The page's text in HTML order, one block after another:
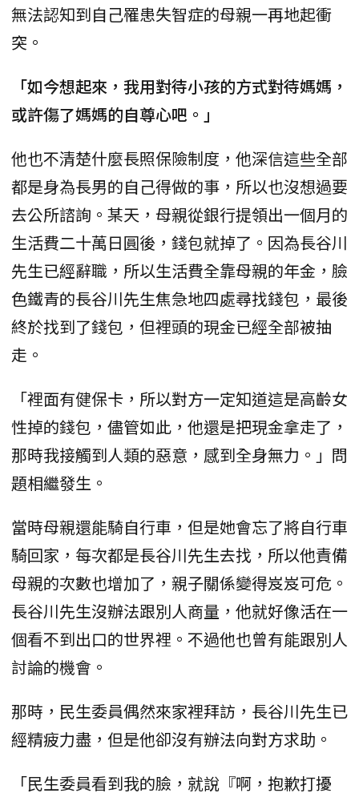
無法認知到自己罹患失智症的母親一再地起衝
突。
「如今想起來，我用對待小孩的方式對待媽媽，
或許傷了媽媽的自尊心吧。」
他也不清楚什麼長照保險制度，他深信這些全部
都是身為長男的自己得做的事，所以也沒想過要
去公所諮詢。某天，母親從銀行提領出一個月的
生活費二十萬日圓後，錢包就掉了。因為長谷川
先生已經辭職，所以生活費全靠母親的年金，臉
色鐵青的長谷川先生焦急地四處尋找錢包，最後
終於找到了錢包，但裡頭的現金已經全部被抽
走。
「裡面有健保卡，所以對方一定知道這是高齡女
性掉的錢包，儘管如此，他還是把現金拿走了，
那時我接觸到人類的惡意，感到全身無力。」問
題相繼發生。
當時母親還能騎自行車，但是她會忘了將自行車
騎回家，每次都是長谷川先生去找，所以他責備
母親的次數也增加了，親子關係變得岌岌可危。
長谷川先生沒辦法跟別人商量，他就好像活在一
個看不到出口的世界裡。不過他也曾有能跟別人
討論的機會。
那時，民生委員偶然來家裡拜訪，長谷川先生已
經精疲力盡，但是他卻沒有辦法向對方求助。
「民生委員看到我的臉，就說『啊，抱歉打擾